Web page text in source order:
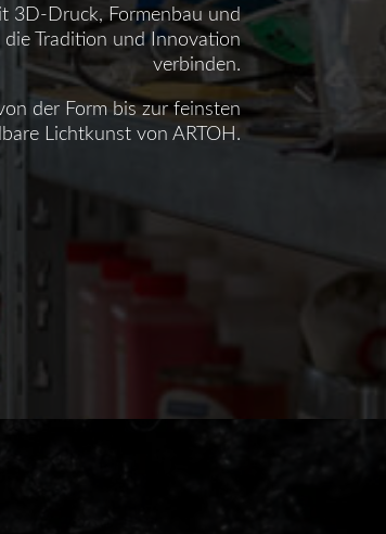
3D-Druck, Formenbau und
Tradition und Innovation
verbinden.
der Form bis zur feinsten
Lichtkunst von ARTOH.